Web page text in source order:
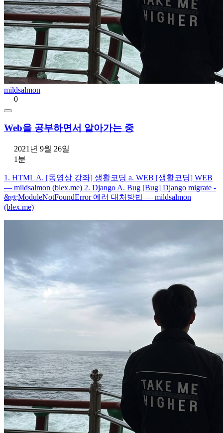
mildsalmon
0
Web을 공부하면서 알아가는 중
2021년 9월 26일
1분
1. HTML A. [동영상 강좌] 생활코딩 a. WEB [생활코딩] WEB
— mildsalmon (blex.me) 2. Django A. Bug [Bug] Django migrate -
&gt;ModuleNotFoundError 에러 대처방법 — mildsalmon
(blex.me)